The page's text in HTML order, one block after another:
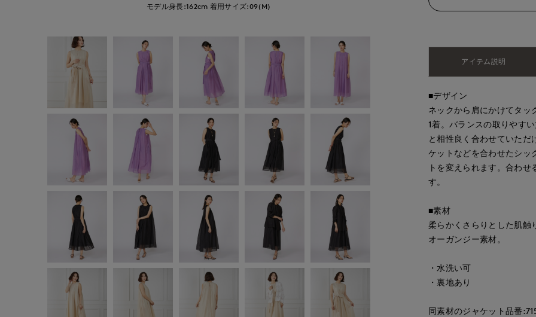
モデル身長:162cm 着用サイズ:09(M)
アイテム説明
■デザイン
ネックから肩にかけてタッ
1着。バランスの取りやす
と相性良く合わせていただ
ケットなどを合わせたシッ
トを変えられます。合わ
す。
■素材
柔らかくさらりとした肌触
オーガンジー素材。
・水洗い可
・裏地あり
同素材のジャケット品番